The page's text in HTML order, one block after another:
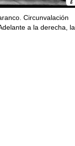
Circunvalación
a la derecha, la